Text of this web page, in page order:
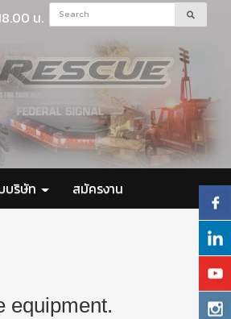
บริษัท สมัครงาน
น.
equipment.